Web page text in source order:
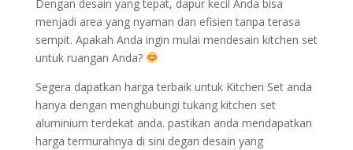
Dengan desain yang tepat, dapur kecil Anda bisa
menjadi area yang nyaman dan efisien tanpa terasa
sempit. Apakah Anda ingin mulai mendesain kitchen set
untuk ruangan Anda?
Segera dapatkan harga terbaik untuk Kitchen Set anda
hanya dengan menghubungi tukang kitchen set
aluminium terdekat anda. pastikan anda mendapatkan
harga termurahnya di sini degan desain yang